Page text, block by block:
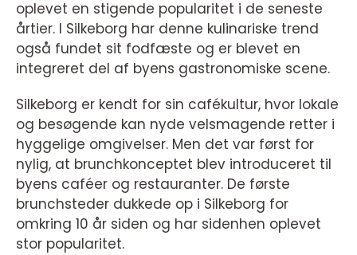
oplevet en stigende popularitet i de seneste
årtier. I Silkeborg har denne kulinariske trend
også fundet sit fodfæste og er blevet en
integreret del af byens gastronomiske scene.
Silkeborg er kendt for sin cafékultur, hvor lokale
og besøgende kan nyde velsmagende retter i
hyggelige omgivelser. Men det var først for
nylig, at brunchkonceptet blev introduceret til
byens caféer og restauranter. De første
brunchsteder dukkede op i Silkeborg for
omkring 10 år siden og har sidenhen oplevet
stor popularitet.